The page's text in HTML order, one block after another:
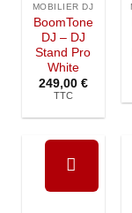
la liste de
souhaits
MOBILIER DJ
BoomTone
DJ – DJ
Stand Pro
White
249,00 €
TTC